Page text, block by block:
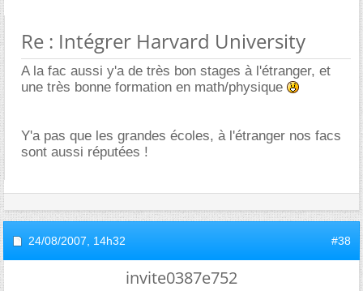
Re : Intégrer Harvard University
A la fac aussi y'a de très bon stages à l'étranger, et
une très bonne formation en math/physique
Y'a pas que les grandes écoles, à l'étranger nos facs
sont aussi réputées !
24/08/2007, 14h32 #38
invite0387e752